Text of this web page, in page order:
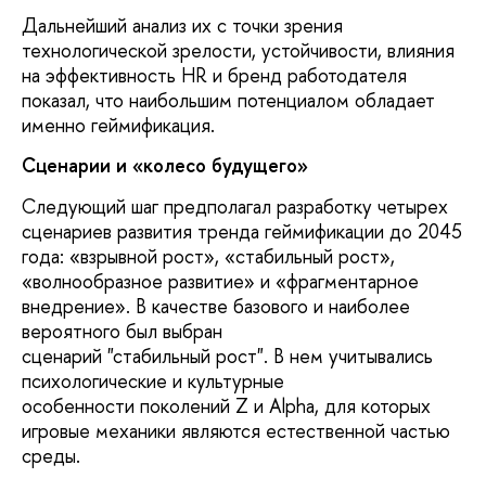
Дальнейший анализ их с точки зрения
технологической зрелости, устойчивости, влияния
на эффективность HR и бренд работодателя
показал, что наибольшим потенциалом обладает
именно геймификация.
Сценарии и «колесо будущего»
Следующий шаг предполагал разработку четырех
сценариев развития тренда геймификации до 2045
года: «взрывной рост», «стабильный рост»,
«волнообразное развитие» и «фрагментарное
внедрение». В качестве базового и наиболее
вероятного был выбран
сценарий "стабильный рост". В нем учитывались
психологические и культурные
особенности поколений Z и Alpha, для которых
игровые механики являются естественной частью
среды.